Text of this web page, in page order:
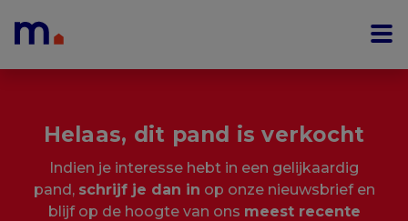
Helaas, dit pand is verkocht
Indien je interesse hebt in een gelijkaardig
pand, schrijf je dan in op onze nieuwsbrief en
blijf op de hoogte van ons meest recente